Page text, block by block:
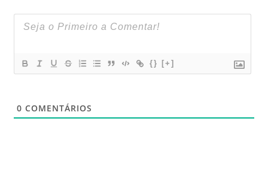
{} [+]
0 COMENTÁRIOS